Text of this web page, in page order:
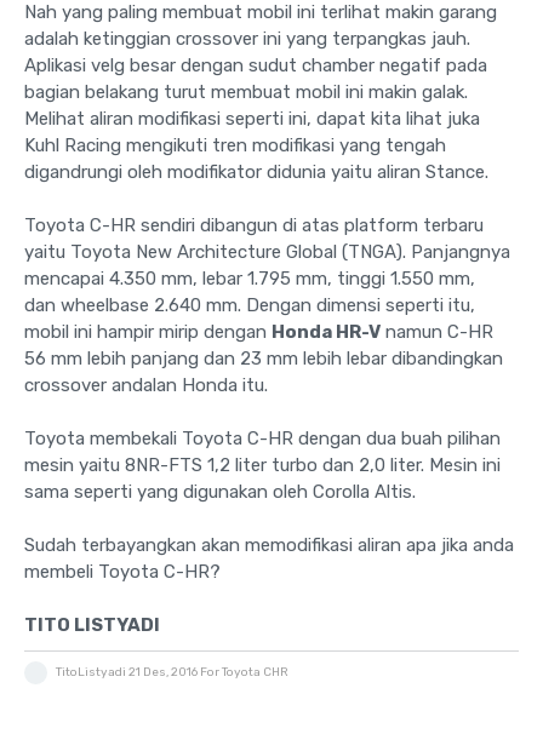
Nah yang paling membuat mobil ini terlihat makin garang
adalah ketinggian crossover ini yang terpangkas jauh.
Aplikasi velg besar dengan sudut chamber negatif pada
bagian belakang turut membuat mobil ini makin galak.
Melihat aliran modifikasi seperti ini, dapat kita lihat juka
Kuhl Racing mengikuti tren modifikasi yang tengah
digandrungi oleh modifikator didunia yaitu aliran Stance.
Toyota C-HR sendiri dibangun di atas platform terbaru
yaitu Toyota New Architecture Global (TNGA). Panjangnya
mencapai 4.350 mm, lebar 1.795 mm, tinggi 1.550 mm,
dan wheelbase 2.640 mm. Dengan dimensi seperti itu,
mobil ini hampir mirip dengan Honda HR-V namun C-HR
56 mm lebih panjang dan 23 mm lebih lebar dibandingkan
crossover andalan Honda itu.
Toyota membekali Toyota C-HR dengan dua buah pilihan
mesin yaitu 8NR-FTS 1,2 liter turbo dan 2,0 liter. Mesin ini
sama seperti yang digunakan oleh Corolla Altis.
Sudah terbayangkan akan memodifikasi aliran apa jika anda
membeli Toyota C-HR?
TITO LISTYADI
TitoListyadi 21 Des, 2016 For Toyota CHR